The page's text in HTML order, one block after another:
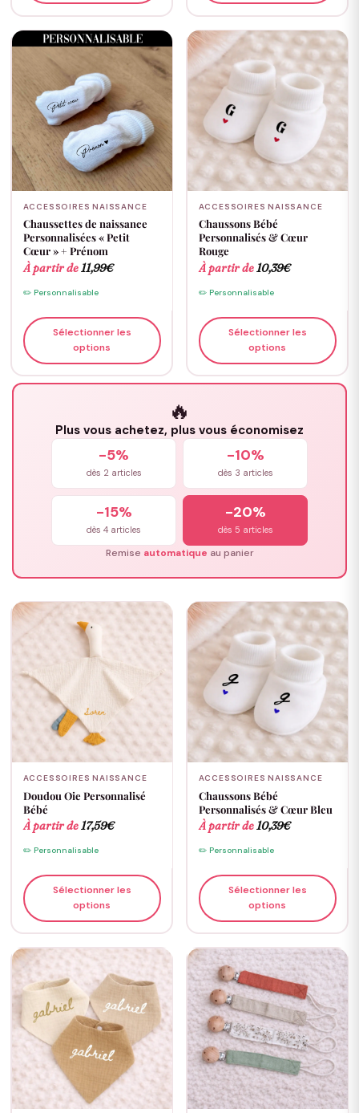
ACCESSOIRES NAISSANCE
Chaussettes de naissance
Personnalisées « Petit
Cœur » + Prénom
À partir de11,99€
✏️ Personnalisable
Sélectionner les
options
ACCESSOIRES NAISSANCE
Chaussons Bébé
Personnalisés & Cœur
Rouge
À partir de10,39€
✏️ Personnalisable
Sélectionner les
options
🔥
Plus vous achetez, plus vous économisez
-5%
dès 2 articles
-10%
dès 3 articles
-15%
dès 4 articles
-20%
dès 5 articles
Remise automatique au panier
ACCESSOIRES NAISSANCE
Doudou Oie Personnalisé
Bébé
À partir de17,59€
✏️ Personnalisable
Sélectionner les
options
ACCESSOIRES NAISSANCE
Chaussons Bébé
Personnalisés & Cœur Bleu
À partir de10,39€
✏️ Personnalisable
Sélectionner les
options